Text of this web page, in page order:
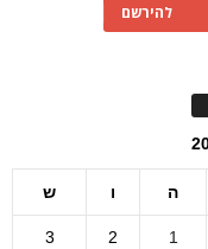
להירשם
ה ו ש
1
2
3